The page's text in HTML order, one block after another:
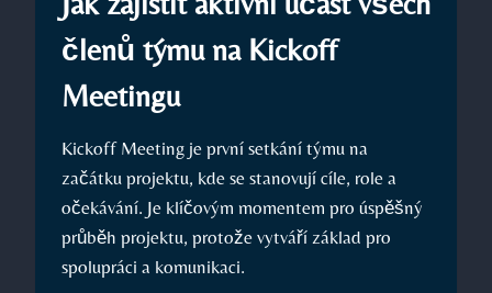
členů týmu na Kickoff
Meetingu
Kickoff Meeting je první setkání týmu na
začátku projektu, kde se stanovují cíle, role a
očekávání. Je klíčovým momentem pro úspěšný
průběh projektu, protože vytváří základ pro
spolupráci a komunikaci.